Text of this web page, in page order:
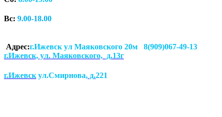
Вс: 9.00-18.00
Адрес:г.Ижевск ул Маяковского 20м 8(909)067-49-13
г.Ижевск, ул. Маяковского, д.13г
г.Ижевск ул.Смирнова, д.221